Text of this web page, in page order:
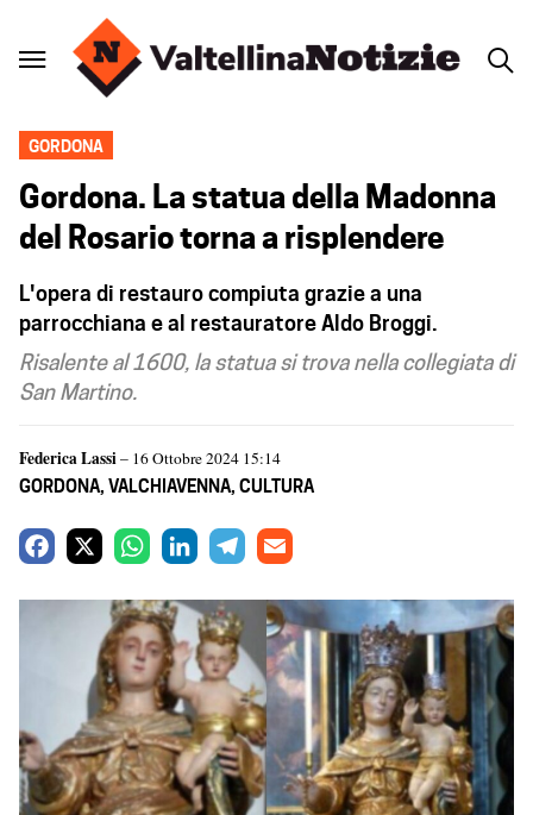
GORDONA
Gordona. La statua della Madonna
del Rosario torna a risplendere
L'opera di restauro compiuta grazie a una
parrocchiana e al restauratore Aldo Broggi.
Risalente al 1600, la statua si trova nella collegiata di
San Martino.
Federica Lassi– 16 Ottobre 2024 15:14
GORDONA, VALCHIAVENNA, CULTURA
o
k
a
t
s
A
p
p
n
k
e
d
I
n
e
g
r
a
m
a
i
l